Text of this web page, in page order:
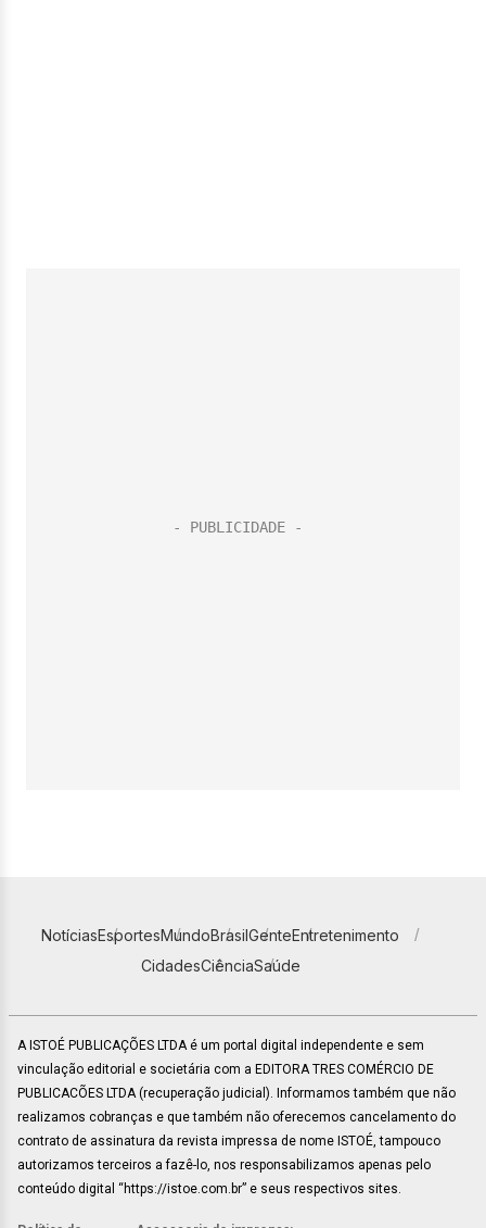
NotíciasEsportesMundoBrasilGenteEntretenimento
CidadesCiênciaSaúde
A ISTOÉ PUBLICAÇÕES LTDA é um portal digital independente e sem
vinculação editorial e societária com a EDITORA TRES COMÉRCIO DE
PUBLICACÕES LTDA (recuperação judicial). Informamos também que não
realizamos cobranças e que também não oferecemos cancelamento do
contrato de assinatura da revista impressa de nome ISTOÉ, tampouco
autorizamos terceiros a fazê-lo, nos responsabilizamos apenas pelo
conteúdo digital “https://istoe.com.br” e seus respectivos sites.